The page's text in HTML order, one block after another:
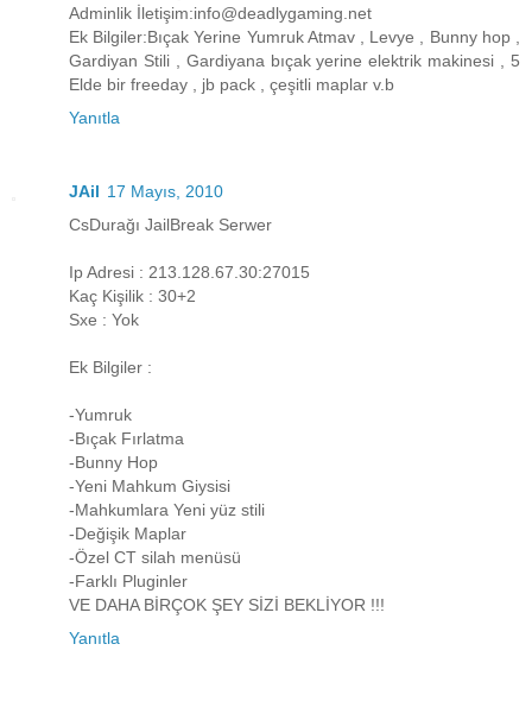
Adminlik İletişim:info@deadlygaming.net
Ek Bilgiler:Bıçak Yerine Yumruk Atmav , Levye , Bunny hop ,
Gardiyan Stili , Gardiyana bıçak yerine elektrik makinesi , 5
Elde bir freeday , jb pack , çeşitli maplar v.b
Yanıtla
JAil 17 Mayıs, 2010
CsDurağı JailBreak Serwer
Ip Adresi : 213.128.67.30:27015
Kaç Kişilik : 30+2
Sxe : Yok
Ek Bilgiler :
-Yumruk
-Bıçak Fırlatma
-Bunny Hop
-Yeni Mahkum Giysisi
-Mahkumlara Yeni yüz stili
-Değişik Maplar
-Özel CT silah menüsü
-Farklı Pluginler
VE DAHA BİRÇOK ŞEY SİZİ BEKLİYOR !!!
Yanıtla